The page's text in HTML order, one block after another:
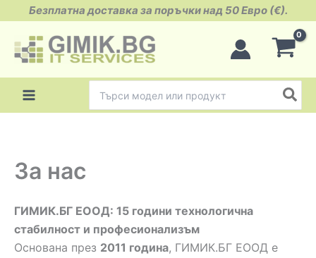
content
Безплатна доставка за поръчки над 50 Евро (€).
for:
За нас
ГИМИК.БГ ЕООД: 15 години технологична
стабилност и професионализъм
Основана през 2011 година, ГИМИК.БГ ЕООД е